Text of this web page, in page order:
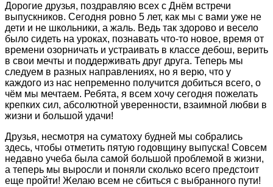
Дорогие друзья, поздравляю всех с Днём встречи
выпускников. Сегодня ровно 5 лет, как мы с вами уже не
дети и не школьники, а жаль. Ведь так здорово и весело
было сидеть на уроках, познавать что-то новое, время от
времени озорничать и устраивать в классе дебош, верить
в свои мечты и поддерживать друг друга. Теперь мы
следуем в разных направлениях, но я верю, что у
каждого из нас непременно получится добиться всего, о
чём мы мечтаем. Ребята, я всем хочу сегодня пожелать
крепких сил, абсолютной уверенности, взаимной любви в
жизни и большой удачи!
Друзья, несмотря на суматоху будней мы собрались
здесь, чтобы отметить пятую годовщину выпуска! Совсем
недавно учеба была самой большой проблемой в жизни,
а теперь мы выросли и поняли сколько всего предстоит
еще пройти! Желаю всем не сбиться с выбранного пути!